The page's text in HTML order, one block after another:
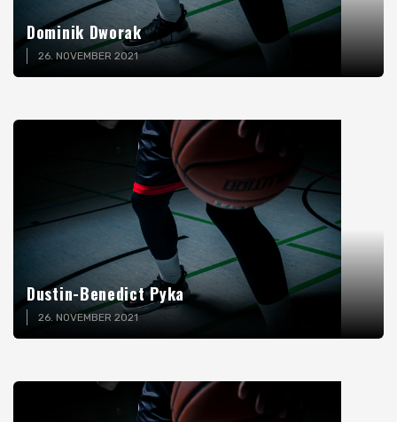
Dominik Dworak
26. NOVEMBER 2021
Dustin-Benedict Pyka
26. NOVEMBER 2021